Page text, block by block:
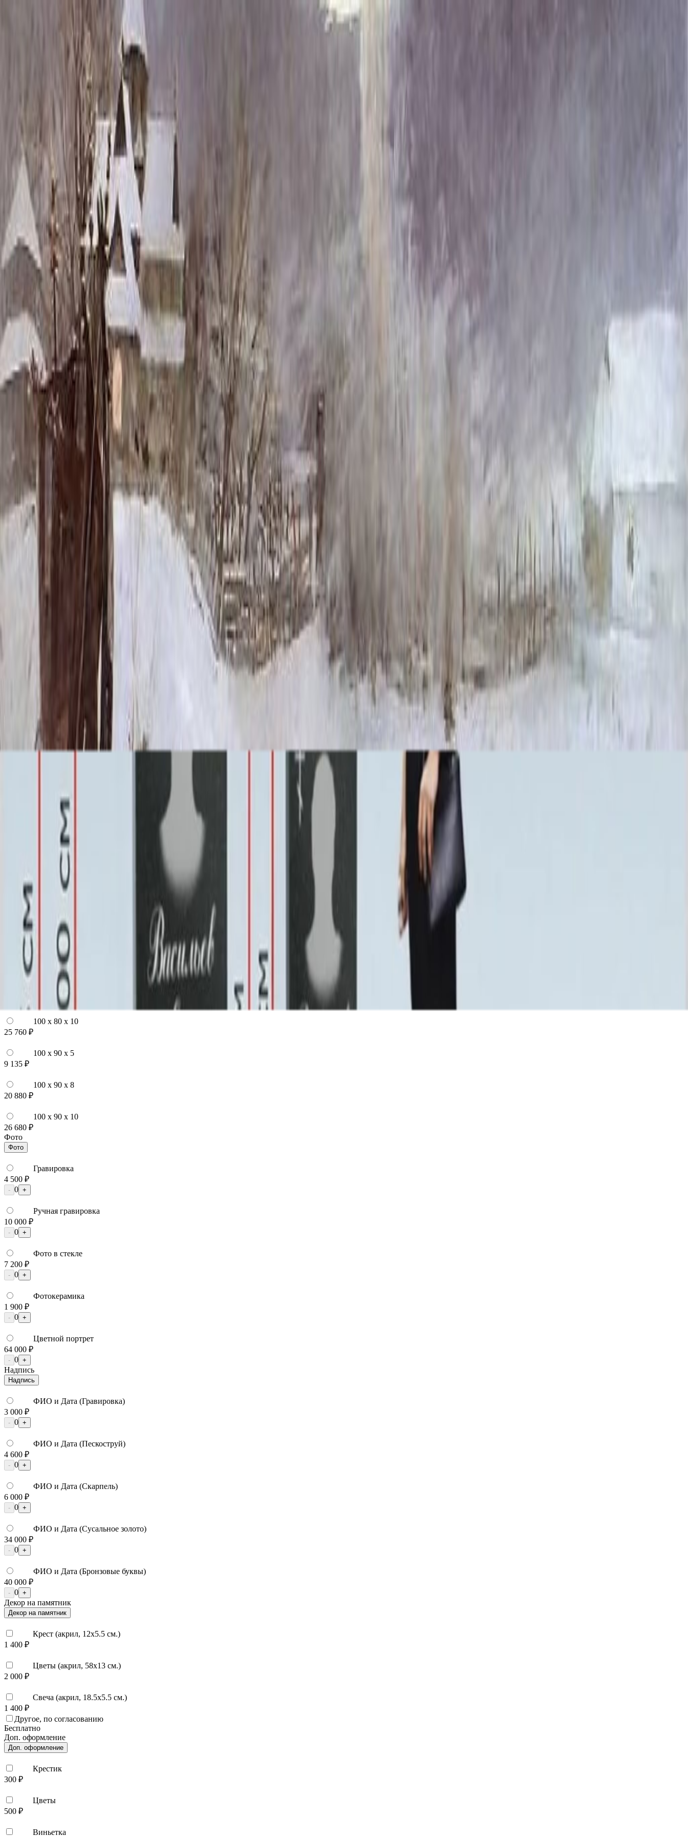
Блог Гарантия
Услуги
Контакты
Скидка 5.00% на Надгробные плиты
Скидка 5.00% на Надгробные плиты
Памятник ММ/M-2355
Памятники По форме Горизонтальные Памятник ММ/M-2355
106 417
Быстрый заказ
Памятник ММ/M-2355
106 417₽
Выбор атрибутов
Размеры стелы и тумбы гориз.
Размеры стелы и тумбы гориз.
60x80x5 12x90x15
101 352 ₽
129 648 ₽
60x80x8 15x90x20
133 104 ₽
60x80x10 15x90x20
145 200 ₽
70x100x10 15x110x20
100x140x8 15x150x20
Без цветника
Бесплатно
100 x 60 x 8
100 x 60 x 10
100 x 70 x 5
100 x 70 x 8
19 440 ₽
100 x 70 x 10
24 840 ₽
100 x 80 x 5
8 820 ₽
100 x 80 x 10
25 760 ₽
100 x 90 x 5
9 135 ₽
100 x 90 x 8
20 880 ₽
100 x 90 x 10
26 680 ₽
Фото
Фото
Гравировка
4 500 ₽
- 0 +
Ручная гравировка
10 000 ₽
- 0 +
Фото в стекле
7 200 ₽
- 0 +
Фотокерамика
1 900 ₽
- 0 +
Цветной портрет
64 000 ₽
- 0 +
Надпись
Надпись
ФИО и Дата (Гравировка)
3 000 ₽
- 0 +
ФИО и Дата (Пескоструй)
4 600 ₽
- 0 +
ФИО и Дата (Скарпель)
6 000 ₽
- 0 +
ФИО и Дата (Сусальное золото)
34 000 ₽
- 0 +
ФИО и Дата (Бронзовые буквы)
40 000 ₽
- 0 +
Декор на памятник
Декор на памятник
Крест (акрил, 12х5.5 см.)
1 400 ₽
Цветы (акрил, 58х13 см.)
2 000 ₽
Свеча (акрил, 18.5х5.5 см.)
1 400 ₽
Другое, по согласованию
Бесплатно
Доп. оформление
Доп. оформление
Крестик
300 ₽
Цветы
500 ₽
Виньетка